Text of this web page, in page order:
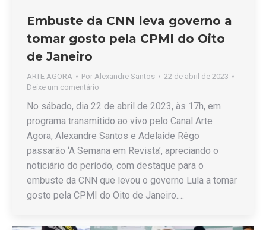
Embuste da CNN leva governo a
tomar gosto pela CPMI do Oito
de Janeiro
ARTE AGORA Por Alexandre Santos
22 de abril de 2023
Deixe um comentário
No sábado, dia 22 de abril de 2023, às 17h, em
programa transmitido ao vivo pelo Canal Arte
Agora, Alexandre Santos e Adelaide Rêgo
passarão ‘A Semana em Revista’, apreciando o
noticiário do período, com destaque para o
embuste da CNN que levou o governo Lula a tomar
gosto pela CPMI do Oito de Janeiro.…